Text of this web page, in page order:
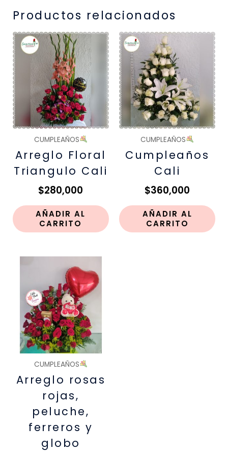
Productos relacionados
CUMPLEAÑOS
Arreglo Floral
Triangulo Cali
$280,000
AÑADIR AL
CARRITO
CUMPLEAÑOS
Cumpleaños
Cali
$360,000
AÑADIR AL
CARRITO
CUMPLEAÑOS
Arreglo rosas
rojas,
peluche,
ferreros y
globo